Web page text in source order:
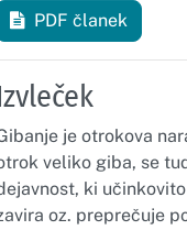
PDF članek
je otrokova
veliko giba, se
ki
oz. preprečuje